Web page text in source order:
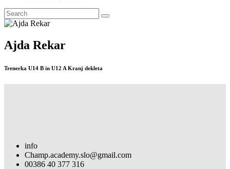
Ajda Rekar
Trenerka U14 B in U12 A Kranj dekleta
info
Champ.academy.slo@gmail.com
00386 40 377 316